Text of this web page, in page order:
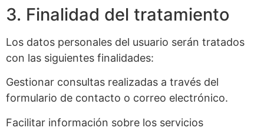
3. Finalidad del tratamiento
Los datos personales del usuario serán tratados
con las siguientes finalidades:
Gestionar consultas realizadas a través del
formulario de contacto o correo electrónico.
Facilitar información sobre los servicios